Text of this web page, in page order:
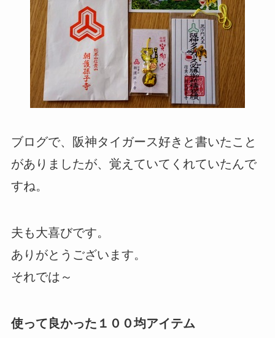
ブログで、阪神タイガース好きと書いたこと
がありましたが、覚えていてくれていたんで
すね。
夫も大喜びです。
ありがとうございます。
それでは～
使って良かった１００均アイテム